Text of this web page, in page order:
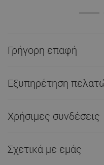
Γρήγορη επαφή
Εξυπηρέτηση
Χρήσιμες συνδέσεις
Σχετικά με εμάς